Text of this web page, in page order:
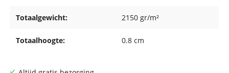
Totaalgewicht: 2150 gr/m²
Totaalhoogte: 0.8 cm